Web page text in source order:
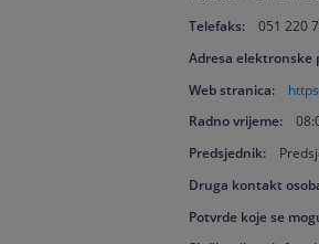
Telefaks:
051 220
Adresa elektronske
Web stranica:
Radno vrijeme:
Predsjednik:
Druga kontakt
Potvrde koje se